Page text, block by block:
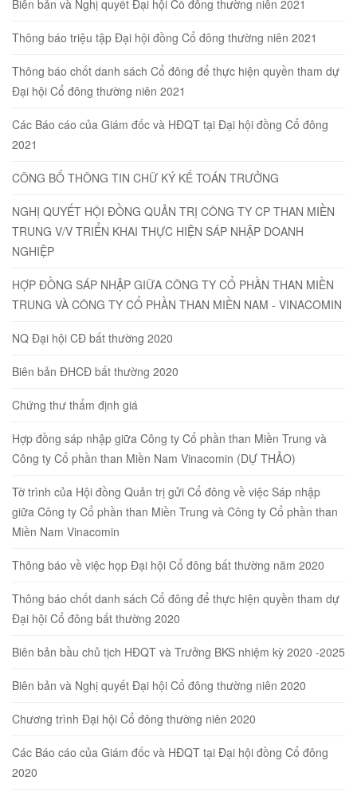
Biên bản và Nghị quyết Đại hội Cổ đông thường niên 2021
Thông báo triệu tập Đại hội đồng Cổ đông thường niên 2021
Thông báo chốt danh sách Cổ đông để thực hiện quyền tham dự
Đại hội Cổ đông thường niên 2021
Các Báo cáo của Giám đốc và HĐQT tại Đại hội đồng Cổ đông
2021
CÔNG BỐ THÔNG TIN CHỮ KÝ KẾ TOÁN TRƯỞNG
NGHỊ QUYẾT HỘI ĐỒNG QUẢN TRỊ CÔNG TY CP THAN MIỀN
TRUNG V/V TRIỂN KHAI THỰC HIỆN SÁP NHẬP DOANH
NGHIỆP
HỢP ĐỒNG SÁP NHẬP GIỮA CÔNG TY CỔ PHẦN THAN MIỀN
TRUNG VÀ CÔNG TY CỔ PHẦN THAN MIỀN NAM - VINACOMIN
NQ Đại hội CĐ bất thường 2020
Biên bản ĐHCĐ bất thường 2020
Chứng thư thẩm định giá
Hợp đồng sáp nhập giữa Công ty Cổ phần than Miền Trung và
Công ty Cổ phần than Miền Nam Vinacomin (DỰ THẢO)
Tờ trình của Hội đồng Quản trị gửi Cổ đông về việc Sáp nhập
giữa Công ty Cổ phần than Miền Trung và Công ty Cổ phần than
Miền Nam Vinacomin
Thông báo về việc họp Đại hội Cổ đông bất thường năm 2020
Thông báo chốt danh sách Cổ đông để thực hiện quyền tham dự
Đại hội Cổ đông bất thường 2020
Biên bản bầu chủ tịch HĐQT và Trưởng BKS nhiệm kỳ 2020 -2025
Biên bản và Nghị quyết Đại hội Cổ đông thường niên 2020
Chương trình Đại hội Cổ đông thường niên 2020
Các Báo cáo của Giám đốc và HĐQT tại Đại hội đồng Cổ đông
2020